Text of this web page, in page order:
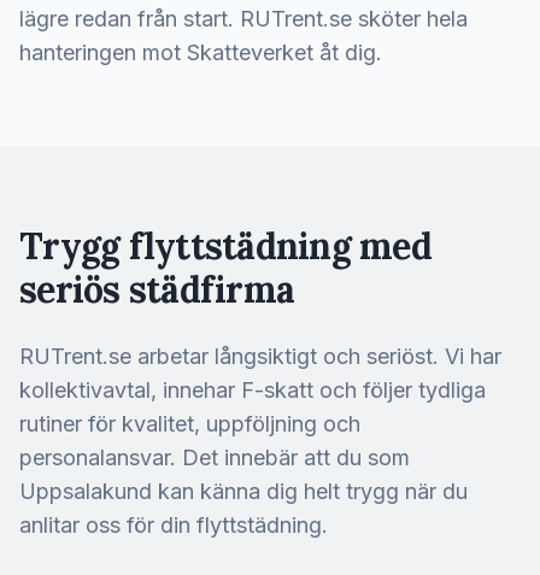
lägre redan från start. RUTrent.se sköter hela
hanteringen mot Skatteverket åt dig.
Trygg flyttstädning med
seriös städfirma
RUTrent.se arbetar långsiktigt och seriöst. Vi har
kollektivavtal, innehar F-skatt och följer tydliga
rutiner för kvalitet, uppföljning och
personalansvar. Det innebär att du som
Uppsalakund kan känna dig helt trygg när du
anlitar oss för din flyttstädning.